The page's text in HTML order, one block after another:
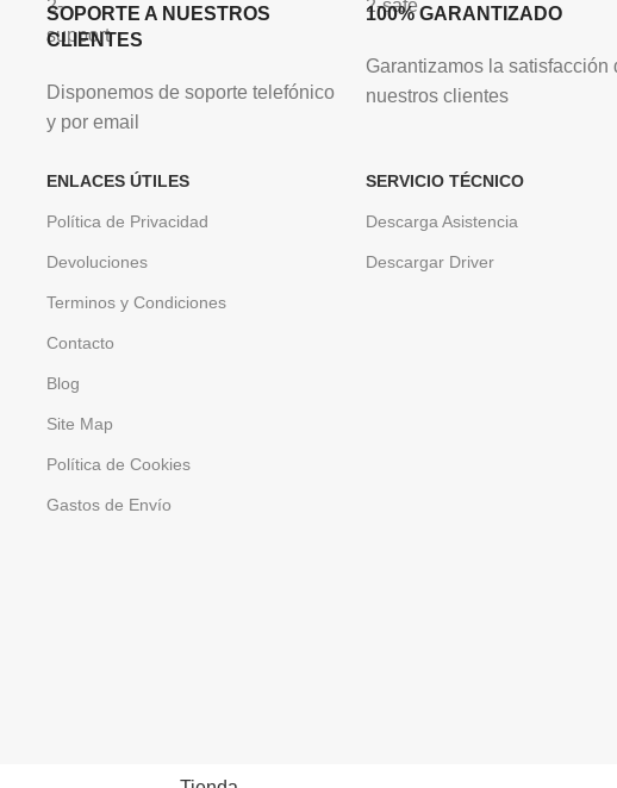
SOPORTE A NUESTROS
CLIENTES
Disponemos de soporte telefónico
y por email
100% GARANTIZADO
Garantizamos la satisfacción
nuestros clientes
ENLACES ÚTILES
Política de Privacidad
Devoluciones
Terminos y Condiciones
Contacto
Blog
Site Map
Política de Cookies
Gastos de Envío
SERVICIO TÉCNICO
Descarga Asistencia
Descargar Driver